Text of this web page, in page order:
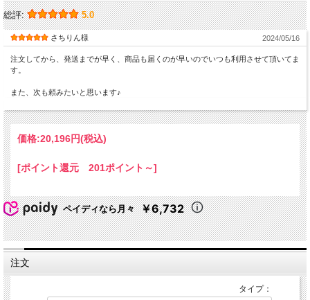
総評: 5.0
さちりん様 2024/05/16
注文してから、発送までが早く、商品も届くのが早いのでいつも利用させて頂いてま
す。
また、次も頼みたいと思います♪
価格:20,196円(税込)
[ポイント還元 201ポイント～]
ペイディなら月々 ￥6,732
注文
タイプ：